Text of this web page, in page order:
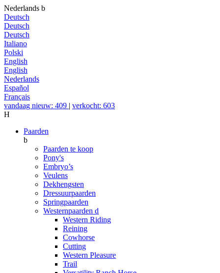
Nederlands b
Deutsch
Deutsch
Deutsch
Italiano
Polski
English
English
Nederlands
Español
Français
vandaag nieuw: 409 | verkocht: 603
H
Paarden
b
Paarden te koop
Pony's
Embryo’s
Veulens
Dekhengsten
Dressuurpaarden
Springpaarden
Westernpaarden d
Western Riding
Reining
Cowhorse
Cutting
Western Pleasure
Trail